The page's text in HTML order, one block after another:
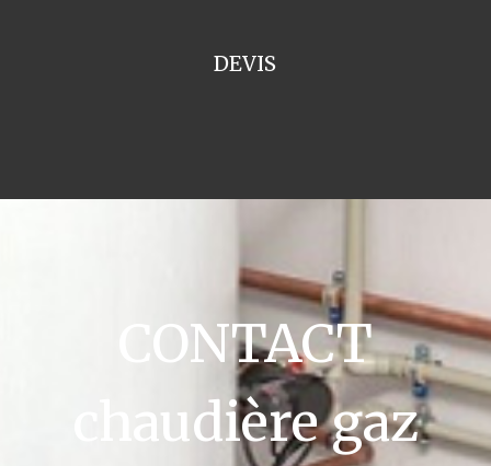
DEVIS
CONTACT
chaudière gaz